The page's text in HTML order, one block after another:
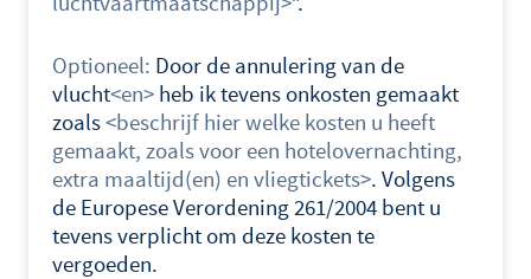
Optioneel: Door de annulering van de
vlucht<en> heb ik tevens onkosten gemaakt
zoals<beschrijf hier welke kosten u heeft
gemaakt, zoals voor een hotelovernachting,
extra maaltijd(en) en vliegtickets>. Volgens
de Europese Verordening 261/2004 bent u
tevens verplicht om deze kosten te
vergoeden.